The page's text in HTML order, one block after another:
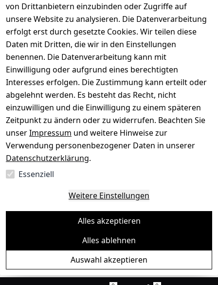
von Drittanbietern einzubinden oder Zugriffe auf
unsere Website zu analysieren. Die Datenverarbeitung
erfolgt erst durch gesetzte Cookies. Wir teilen diese
Daten mit Dritten, die wir in den Einstellungen
benennen. Die Datenverarbeitung kann mit
Einwilligung oder aufgrund eines berechtigten
Interesses erfolgen. Die Zustimmung kann erteilt oder
abgelehnt werden. Es besteht das Recht, nicht
einzuwilligen und die Einwilligung zu einem späteren
Zeitpunkt zu ändern oder zu widerrufen. Beachten Sie
unserImpressum und weitere Hinweise zur
Verwendung personenbezogener Daten in unserer
Datenschutzerklärung.
Essenziell
Weitere Einstellungen
Alles akzeptieren
Alles ablehnen
Auswahl akzeptieren
Dein altes Gerät ist bares Geld wert. Festpreis in
wenigen Minuten, kostenfrei einsenden, Auszahlung
aufs Konto.
Gerät verkaufen
Sichere Zahlungsarten
SEPA Bank
Sicherheit
Deine Daten. Sicher. Vertraulich.
Ein Baum pro Bestellung